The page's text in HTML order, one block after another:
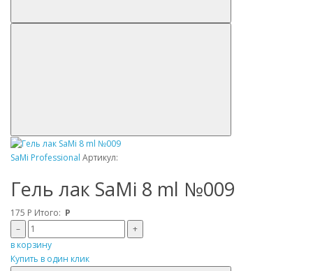
SaMi Professional Артикул:
Гель лак SaMi 8 ml №009
175 Р Итого: Р
–
+
в корзину
Купить в один клик